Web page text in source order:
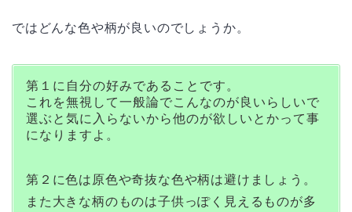
ではどんな色や柄が良いのでしょうか。
第１に自分の好みであることです。
これを無視して一般論でこんなのが良いらしいで
選ぶと気に入らないから他のが欲しいとかって事
になりますよ。
第２に色は原色や奇抜な色や柄は避けましょう。
また大きな柄のものは子供っぽく見えるものが多